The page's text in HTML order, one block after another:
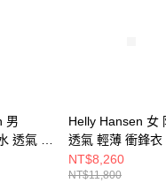
男
透氣 外
Helly Hansen 女
透氣 輕薄 衝鋒衣
黑
NT$8,260
NT$11,800